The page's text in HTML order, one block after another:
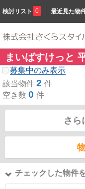
検討リスト 0 最近見た物
まいばすけっと
募集中のみ表示
該当物件 2 件
空き数 0 件
さら
チェックした物件